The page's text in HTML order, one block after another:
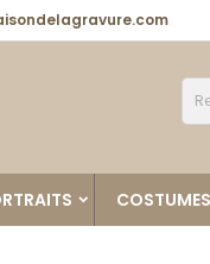
COSTUMES